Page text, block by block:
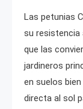
Las petunias
su resistencia
que las
jardineros
en suelos
directa al sol